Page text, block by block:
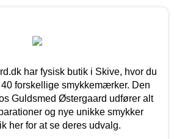
har fysisk butik i Skive, hvor du
forskellige smykkemærker. Den
Guldsmed Østergaard udfører alt
og nye unikke smykker
her for at se deres udvalg.